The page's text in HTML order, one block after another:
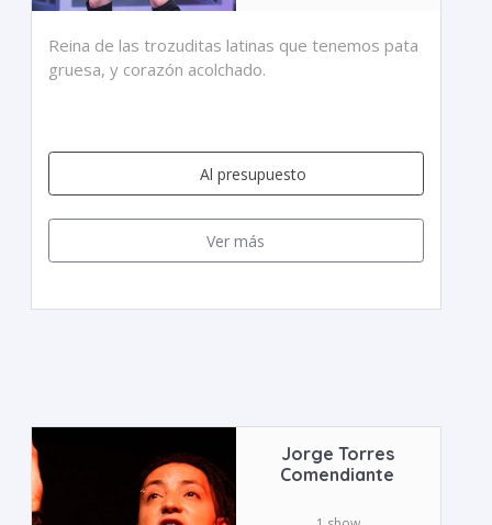
Reina de las trozuditas latinas que tenemos pata
gruesa, y corazón acolchado.
Al presupuesto
Ver más
Jorge Torres
Comendiante